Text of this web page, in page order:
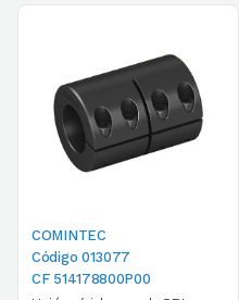
COMINTEC
Código 013077
CF 514178800P00